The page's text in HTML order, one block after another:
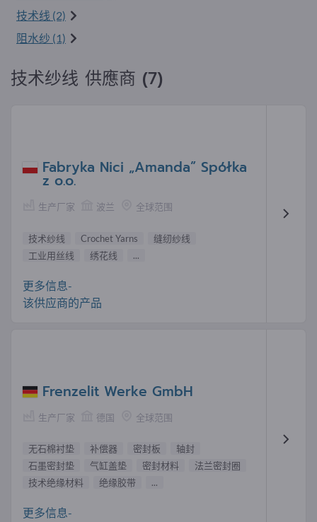
技术线 (2)
阻水纱 (1)
技术纱线 供應商 (7)
Fabryka Nici „Amanda” Spółka
z o.o.
生产厂家 波兰 全球范围
技术纱线 Crochet Yarns
缝纫纱线
工业用丝线
绣花线 ...
更多信息-
该供应商的产品
Frenzelit Werke GmbH
生产厂家 德国 全球范围
无石棉衬垫 补偿器 密封板
轴封
石墨密封垫
气缸盖垫 密封材料
法兰密封圈
技术绝缘材料
绝缘胶带 ...
更多信息-